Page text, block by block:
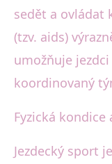
sedět a ovládat
(tzv. aids)
umožňuje
koordinovaný
Fyzická kondice
Jezdecký sport